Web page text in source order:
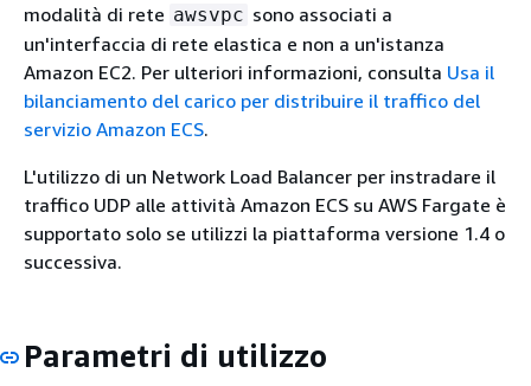
modalità di rete awsvpc sono associati a
un'interfaccia di rete elastica e non a un'istanza
Amazon EC2. Per ulteriori informazioni, consulta Usa il
bilanciamento del carico per distribuire il traffico del
servizio Amazon ECS.
L'utilizzo di un Network Load Balancer per instradare il
traffico UDP alle attività Amazon ECS su AWS Fargate è
supportato solo se utilizzi la piattaforma versione 1.4 o
successiva.
Parametri di utilizzo